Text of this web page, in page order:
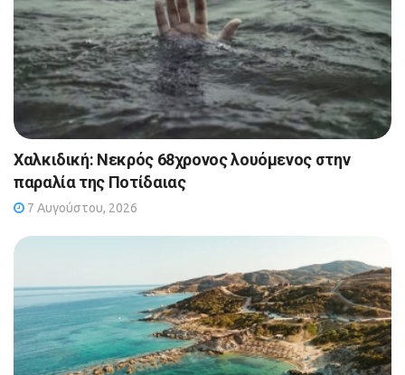
Χαλκιδική: Νεκρός 68χρονος λουόμενος στην
παραλία της Ποτίδαιας
7 Αυγούστου, 2026